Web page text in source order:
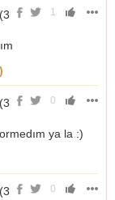
1
3
0
3
ya la :)
0
3